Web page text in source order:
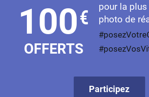
100€
OFFERTS
pour la
photo de
Participez